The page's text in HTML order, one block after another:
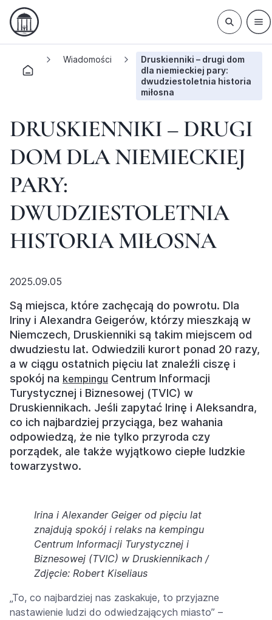
Wiadomości
Druskienniki – drugi dom
dla niemieckiej pary:
dwudziestoletnia historia
miłosna
DRUSKIENNIKI – DRUGI
DOM DLA NIEMIECKIEJ
PARY:
DWUDZIESTOLETNIA
HISTORIA MIŁOSNA
2025.09.05
Są miejsca, które zachęcają do powrotu. Dla
Iriny i Alexandra Geigerów, którzy mieszkają w
Niemczech, Druskienniki są takim miejscem od
dwudziestu lat. Odwiedzili kurort ponad 20 razy,
a w ciągu ostatnich pięciu lat znaleźli ciszę i
spokój na kempingu Centrum Informacji
Turystycznej i Biznesowej (TVIC) w
Druskiennikach. Jeśli zapytać Irinę i Aleksandra,
co ich najbardziej przyciąga, bez wahania
odpowiedzą, że nie tylko przyroda czy
porządek, ale także wyjątkowo ciepłe ludzkie
towarzystwo.
Irina i Alexander Geiger od pięciu lat
znajdują spokój i relaks na kempingu
Centrum Informacji Turystycznej i
Biznesowej (TVIC) w Druskiennikach /
Zdjęcie: Robert Kiseliaus
„To, co najbardziej nas zaskakuje, to przyjazne
nastawienie ludzi do odwiedzających miasto” –